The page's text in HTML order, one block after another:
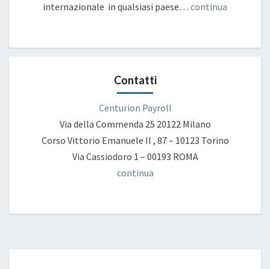
internazionale in qualsiasi paese… continua
Contatti
Centurion Payroll
Via della Commenda 25 20122 Milano
Corso Vittorio Emanuele II , 87 – 10123 Torino
Via Cassiodoro 1 – 00193 ROMA
continua